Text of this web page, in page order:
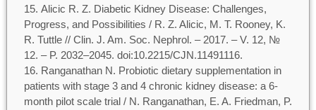
Alicic R. Z. Diabetic Kidney Disease: Challenges,
Progress, and Possibilities / R. Z. Alicic, M. T. Rooney, K.
R. Tuttle // Clin. J. Am. Soc. Nephrol. – 2017. – V. 12, №
12. – P. 2032–2045. doi:10.2215/CJN.11491116.
Ranganathan N. Probiotic dietary supplementation in
patients with stage 3 and 4 chronic kidney disease: a 6-
month pilot scale trial / N. Ranganathan, E. A. Friedman, P.